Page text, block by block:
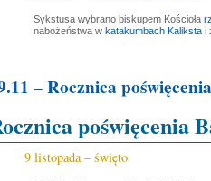
Sykstusa wybrano biskupem Kościoła
nabożeństwa w katakumbach Kalikstai
– Rocznica
poświęcenia
9 listopada – święto